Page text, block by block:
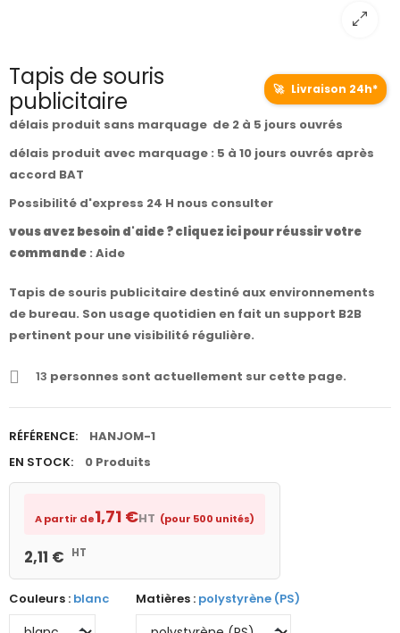
Tapis de souris
publicitaire
🚀 Livraison 24h*
délais produit sans marquage de 2 à 5 jours ouvrés
délais produit avec marquage : 5 à 10 jours ouvrés après
accord BAT
Possibilité d'express 24 H nous consulter
vous avez besoin d'aide ? cliquez ici pour réussir votre
commande : Aide
Tapis de souris publicitaire destiné aux environnements
de bureau. Son usage quotidien en fait un support B2B
pertinent pour une visibilité régulière.
13 personnes sont actuellement sur cette page.
RÉFÉRENCE:
HANJOM-1
EN STOCK:
0 Produits
A partir de1,71 €HT (pour 500 unités)
2,11 € HT
Couleurs : blanc Matières : polystyrène (PS)